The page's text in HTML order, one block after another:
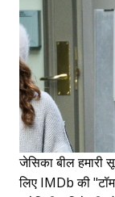
जेसिका बील हमारी
लिए IMDb की